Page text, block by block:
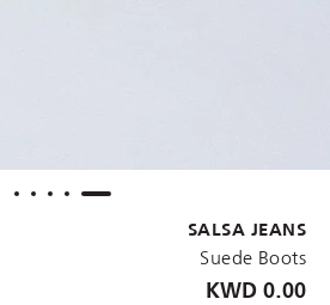
SALSA JEANS
Suede Boots
0.00 KWD